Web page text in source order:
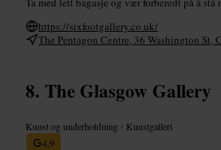
https://sixfootgallery.co.uk/
The Pentagon Centre, 36 Washington St,
The Glasgow Gallery
Kunst og underholdning • Kunstgalleri
4,9